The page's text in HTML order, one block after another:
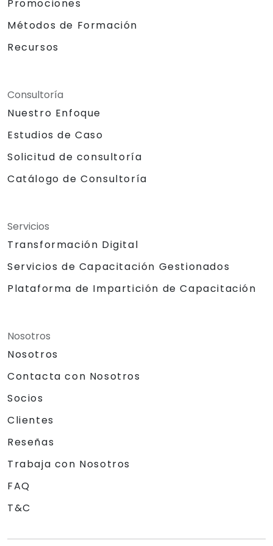
Promociones
Métodos de Formación
Recursos
Consultoría
Nuestro Enfoque
Estudios de Caso
Solicitud de consultoría
Catálogo de Consultoría
Servicios
Transformación Digital
Servicios de Capacitación Gestionados
Plataforma de Impartición de Capacitación
Nosotros
Nosotros
Contacta con Nosotros
Socios
Clientes
Reseñas
Trabaja con Nosotros
FAQ
T&C